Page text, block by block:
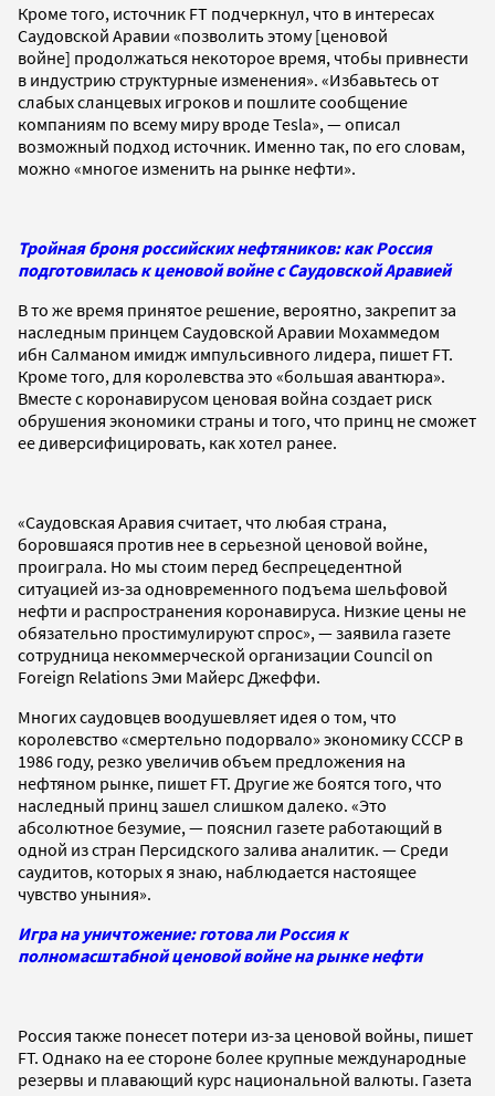
Кроме того, источник FT подчеркнул, что в интересах
Саудовской Аравии «позволить этому [ценовой
войне] продолжаться некоторое время, чтобы привнести
в индустрию структурные изменения». «Избавьтесь от
слабых сланцевых игроков и пошлите сообщение
компаниям по всему миру вроде Tesla», — описал
возможный подход источник. Именно так, по его словам,
можно «многое изменить на рынке нефти».
Тройная броня российских нефтяников: как Россия
подготовилась к ценовой войне с Саудовской Аравией
В то же время принятое решение, вероятно, закрепит за
наследным принцем Саудовской Аравии Мохаммедом
ибн Салманом имидж импульсивного лидера, пишет FT.
Кроме того, для королевства это «большая авантюра».
Вместе с коронавирусом ценовая война создает риск
обрушения экономики страны и того, что принц не сможет
ее диверсифицировать, как хотел ранее.
«Саудовская Аравия считает, что любая страна,
боровшаяся против нее в серьезной ценовой войне,
проиграла. Но мы стоим перед беспрецедентной
ситуацией из-за одновременного подъема шельфовой
нефти и распространения коронавируса. Низкие цены не
обязательно простимулируют спрос», — заявила газете
сотрудница некоммерческой организации Council on
Foreign Relations Эми Майерс Джеффи.
Многих саудовцев воодушевляет идея о том, что
королевство «смертельно подорвало» экономику СССР в
1986 году, резко увеличив объем предложения на
нефтяном рынке, пишет FT. Другие же боятся того, что
наследный принц зашел слишком далеко. «Это
абсолютное безумие, — пояснил газете работающий в
одной из стран Персидского залива аналитик. — Среди
саудитов, которых я знаю, наблюдается настоящее
чувство уныния».
Игра на уничтожение: готова ли Россия к
полномасштабной ценовой войне на рынке нефти
Россия также понесет потери из-за ценовой войны, пишет
FT. Однако на ее стороне более крупные международные
резервы и плавающий курс национальной валюты. Газета